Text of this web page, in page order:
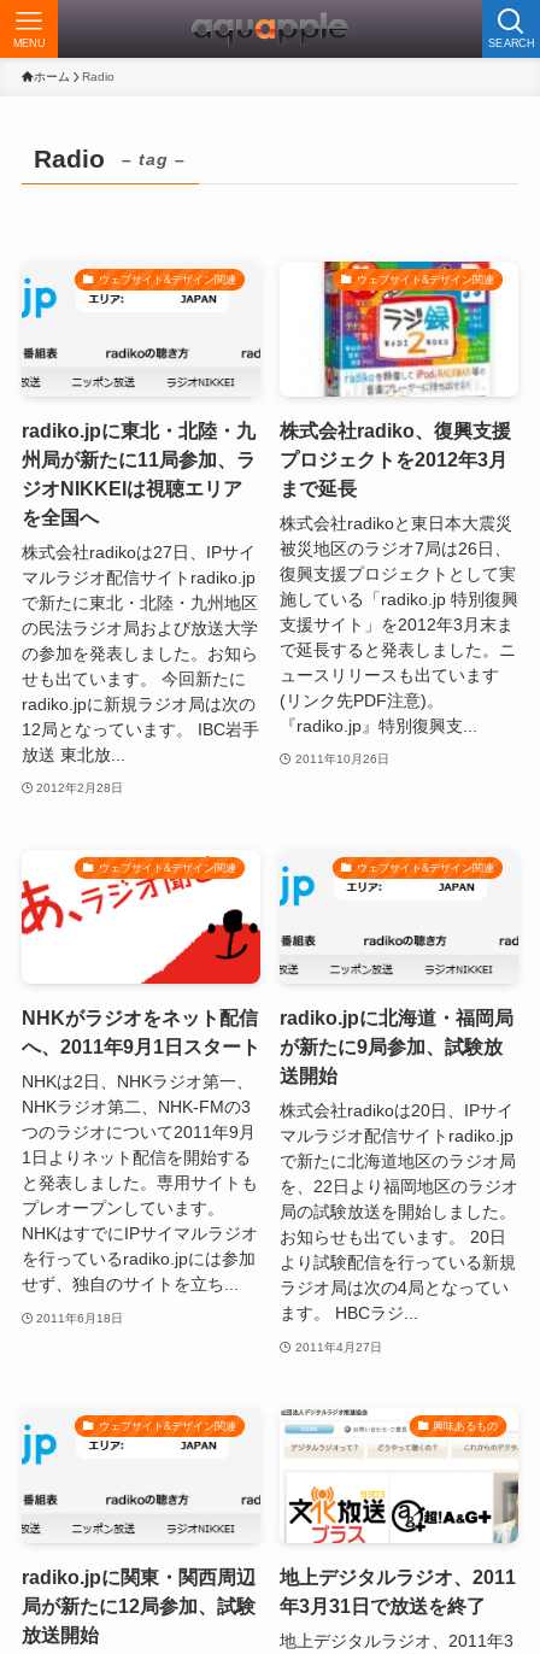
SEARCH
MENU
ホーム Radio
Radio – tag –
ウェブサイト&デザイン関連
radiko.jpに東北・北陸・九
州局が新たに11局参加、ラ
ジオNIKKEIは視聴エリア
を全国へ
株式会社radikoは27日、IPサイ
マルラジオ配信サイトradiko.jp
で新たに東北・北陸・九州地区
の民法ラジオ局および放送大学
の参加を発表しました。お知ら
せも出ています。 今回新たに
radiko.jpに新規ラジオ局は次の
12局となっています。 IBC岩手
放送 東北放...
2012年2月28日
ウェブサイト&デザイン関連
株式会社radiko、復興支援
プロジェクトを2012年3月
まで延長
株式会社radikoと東日本大震災
被災地区のラジオ7局は26日、
復興支援プロジェクトとして実
施している「radiko.jp 特別復興
支援サイト」を2012年3月末ま
で延長すると発表しました。ニ
ュースリリースも出ています
(リンク先PDF注意)。
『radiko.jp』特別復興支...
2011年10月26日
ウェブサイト&デザイン関連
NHKがラジオをネット配信
へ、2011年9月1日スタート
NHKは2日、NHKラジオ第一、
NHKラジオ第二、NHK-FMの3
つのラジオについて2011年9月
1日よりネット配信を開始する
と発表しました。専用サイトも
プレオープンしています。
NHKはすでにIPサイマルラジオ
を行っているradiko.jpには参加
せず、独自のサイトを立ち...
2011年6月18日
ウェブサイト&デザイン関連
radiko.jpに北海道・福岡局
が新たに9局参加、試験放
送開始
株式会社radikoは20日、IPサイ
マルラジオ配信サイトradiko.jp
で新たに北海道地区のラジオ局
を、22日より福岡地区のラジオ
局の試験放送を開始しました。
お知らせも出ています。 20日
より試験配信を行っている新規
ラジオ局は次の4局となってい
ます。 HBCラジ...
2011年4月27日
ウェブサイト&デザイン関連
radiko.jpに関東・関西周辺
局が新たに12局参加、試験
放送開始
興味あるもの
地上デジタルラジオ、2011
年3月31日で放送を終了
地上デジタルラジオ、2011年3